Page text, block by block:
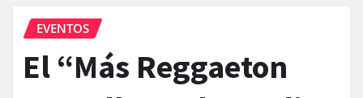
EVENTOS
El “Más Reggaeton